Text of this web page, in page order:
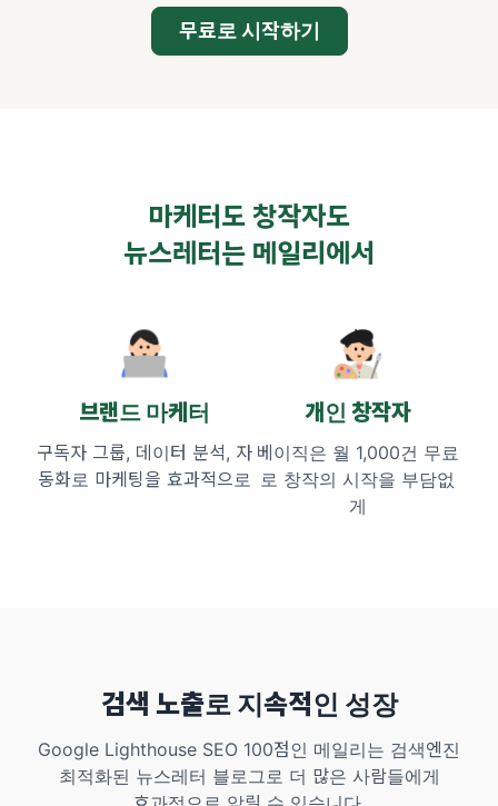
무료로 시작하기
마케터도 창작자도
뉴스레터는 메일리에서
브랜드 마케터
구독자 그룹, 데이터 분석, 자
동화로 마케팅을 효과적으로
개인 창작자
베이직은 월 1,000건 무료
로 창작의 시작을 부담없
게
검색 노출로 지속적인 성장
Google Lighthouse SEO 100점인 메일리는 검색엔진
최적화된 뉴스레터 블로그로 더 많은 사람들에게